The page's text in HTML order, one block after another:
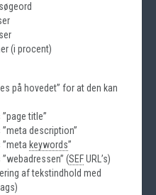
(i procent)
på hovedet” for at den kan
title”
description”
keywords”
(SEFURL’s)
af tekstindhold med